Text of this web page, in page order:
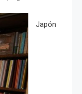
Japón